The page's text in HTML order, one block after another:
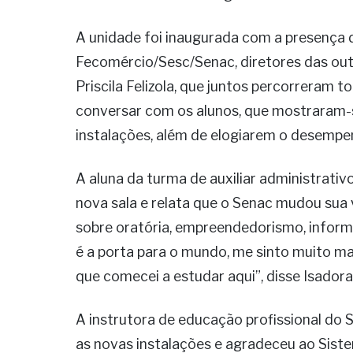
A unidade foi inaugurada com a
Fecomércio/Sesc/Senac, diretores das
Priscila Felizola, que juntos percorreram
conversar com os alunos, que
instalações, além de elogiarem o
A aluna da turma de auxiliar
nova sala e relata que o Senac mudou
sobre oratória, empreendedorismo,
é a porta para o mundo, me sinto muito
que comecei a estudar aqui”, disse
A instrutora de educação profissional do
as novas instalações e agradeceu ao